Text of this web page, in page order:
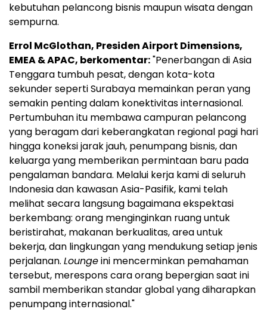
kebutuhan pelancong bisnis maupun wisata dengan
sempurna.
Errol McGlothan, Presiden Airport Dimensions,
EMEA & APAC, berkomentar:"Penerbangan di Asia
Tenggara tumbuh pesat, dengan kota-kota
sekunder seperti Surabaya memainkan peran yang
semakin penting dalam konektivitas internasional.
Pertumbuhan itu membawa campuran pelancong
yang beragam dari keberangkatan regional pagi hari
hingga koneksi jarak jauh, penumpang bisnis, dan
keluarga yang memberikan permintaan baru pada
pengalaman bandara. Melalui kerja kami di seluruh
Indonesia dan kawasan Asia-Pasifik, kami telah
melihat secara langsung bagaimana ekspektasi
berkembang: orang menginginkan ruang untuk
beristirahat, makanan berkualitas, area untuk
bekerja, dan lingkungan yang mendukung setiap jenis
perjalanan. Loungeini mencerminkan pemahaman
tersebut, merespons cara orang bepergian saat ini
sambil memberikan standar global yang diharapkan
penumpang internasional."